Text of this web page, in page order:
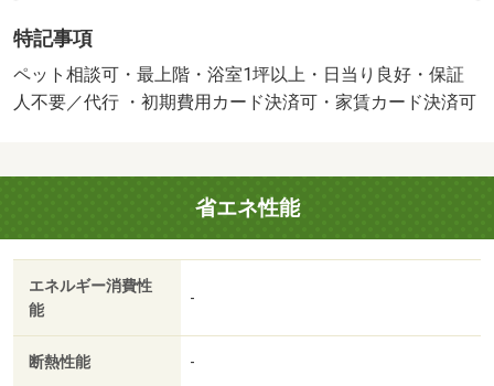
鍵セット費３ ３００円／バストイレ別／バルコニー／エ
アコン／クロゼット／フローリング／シャワー付洗面台／
ＴＶインターホン／浴室乾燥機／室内洗濯置／陽当り良好
／駐輪場／宅配ボックス／最上階／対面式キッチン／防犯
カメラ／ペット相談／照明付／全居室洋室／ウォークイン
クロゼット／保証人不要／単身者相談／二人入居相談／全
居室フローリング／エアコン２台／ネット使用料不要／浄
水器／浴室に窓／２４時間換気システム／クロゼット２ヶ
所／南面２室／南面リビング／浴室１坪以上／上階無し／
以上／都市ガス／洗面所にドア／南面バルコニー／室内物
特記事項
ペット相談可・最上階・浴室1坪以上・日当り良好・保証
人不要／代行 ・初期費用カード決済可・家賃カード決済可
省エネ性能
エネルギー消費性
能
-
断熱性能 -